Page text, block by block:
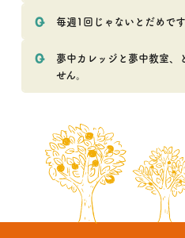
毎週1回じゃないとだめで
夢中カレッジと夢中教室、
せん。